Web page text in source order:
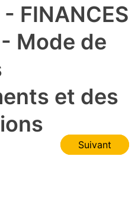
FINANCES
Mode de
et des
Suivant